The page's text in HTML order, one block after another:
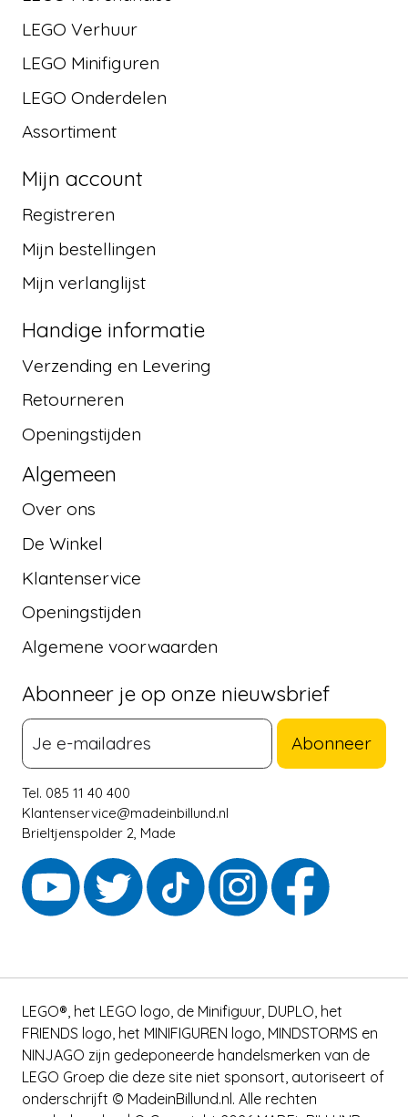
LEGO Verhuur
LEGO Minifiguren
LEGO Onderdelen
Assortiment
Mijn account
Registreren
Mijn bestellingen
Mijn verlanglijst
Handige informatie
Verzending en Levering
Retourneren
Openingstijden
Algemeen
Over ons
De Winkel
Klantenservice
Openingstijden
Algemene voorwaarden
Abonneer je op onze nieuwsbrief
Abonneer
Tel. 085 11 40 400
Klantenservice@madeinbillund.nl
Brieltjenspolder 2, Made
LEGO®, het LEGO logo, de Minifiguur, DUPLO, het
FRIENDS logo, het MINIFIGUREN logo, MINDSTORMS en
NINJAGO zijn gedeponeerde handelsmerken van de
LEGO Groep die deze site niet sponsort, autoriseert of
onderschrijft © MadeinBillund.nl. Alle rechten